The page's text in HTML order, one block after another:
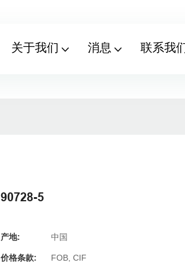
关于我们 消息 联系我
90728-5
产地: 中国
价格条款: FOB, CIF